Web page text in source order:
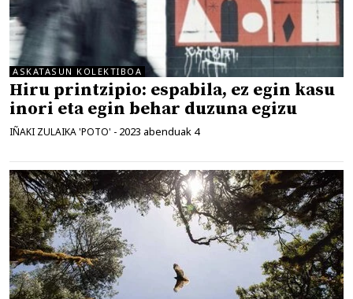
ASKATASUN KOLEKTIBOA
Hiru printzipio: espabila, ez egin kasu
inori eta egin behar duzuna egizu
IÑAKI ZULAIKA 'POTO' - 2023 abenduak 4